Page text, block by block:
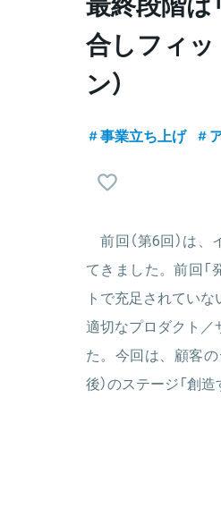
合しフィッ
ン）
事業立ち上げ
前回（第6回）は
てきました。前回
トで充足されていな
適切なプロダクト／
た。今回は、顧客
後）のステージ「創